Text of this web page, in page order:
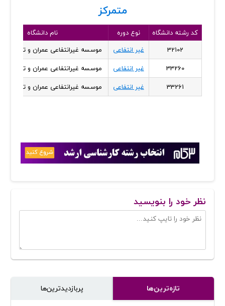
متمرکز
کد رشته دانشگاه نوع دوره
نام دانشگاه
32102
غیر انتفاعی
موسسه غیرانتفاعی عمران و توسعه
33260
غیر انتفاعی
موسسه غیرانتفاعی عمران و توسعه
33261
غیر انتفاعی موسسه غیرانتفاعی عمران و توسعه
نظر خود را بنویسید
تازه‌ترین‌ها پر‌بازدیدترین‌ها